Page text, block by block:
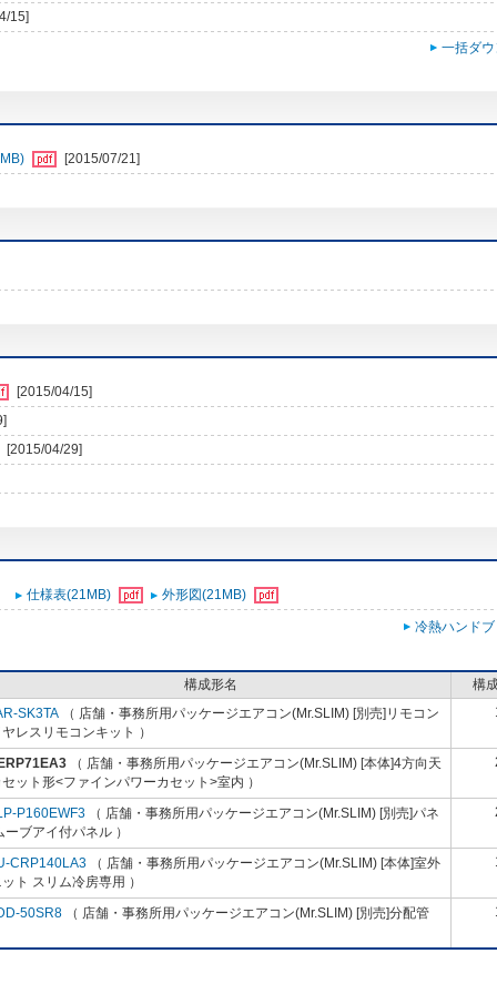
15]
一括ダ
[2015/07/21]
[2015/04/15]
[2015/04/29]
仕様表(21MB) 外形図(21MB)
冷熱ハンド
構成形名
構
SK3TA （ 店舗・事務所用パッケージエアコン(Mr.SLIM) [別売]リモコン
レスリモコンキット ）
（ 店舗・事務所用パッケージエアコン(Mr.SLIM) [本体]4方向天
ット形<ファインパワーカセット>室内 ）
P160EWF3 （ 店舗・事務所用パッケージエアコン(Mr.SLIM) [別売]パネ
ーブアイ付パネル ）
CRP140LA3 （ 店舗・事務所用パッケージエアコン(Mr.SLIM) [本体]室外
ト スリム冷房専用 ）
50SR8 （ 店舗・事務所用パッケージエアコン(Mr.SLIM) [別売]分配管